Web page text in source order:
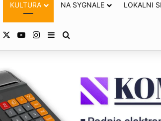
KULTURA NA SYGNALE LOKALNI
Facebook YouTubeInstagram
Sidebar